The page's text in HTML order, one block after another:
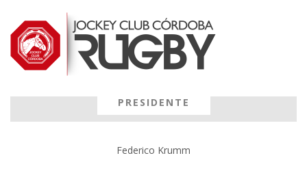
PRESIDENTE
Federico Krumm